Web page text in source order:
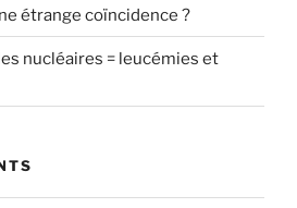
étrange coïncidence ?
nucléaires = leucémies et